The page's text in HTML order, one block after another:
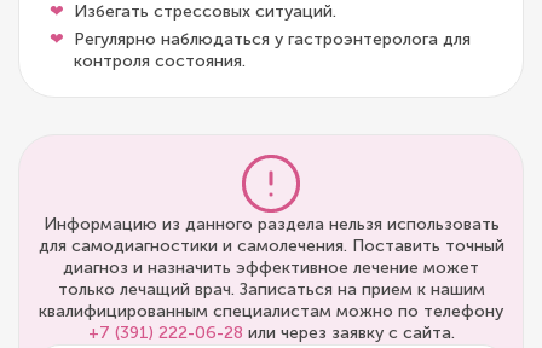
Избегать стрессовых ситуаций.
Регулярно наблюдаться у гастроэнтеролога для
контроля состояния.
Информацию из данного раздела нельзя использовать
для самодиагностики и самолечения. Поставить точный
диагноз и назначить эффективное лечение может
только лечащий врач. Записаться на прием к нашим
квалифицированным специалистам можно по телефону
+7 (391) 222-06-28 или через заявку с сайта.